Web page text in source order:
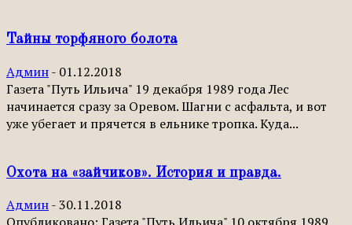
Тайны торфяного болота
Админ- 01.12.2018
Газета "Путь Ильича" 19 декабря 1989 года Лес
начинается сразу за Оревом. Шагни с асфальта, и вот
уже убегает и прячется в ельнике тропка. Куда...
Охота на «зайчиков». История и правда.
Админ-30.11.2018